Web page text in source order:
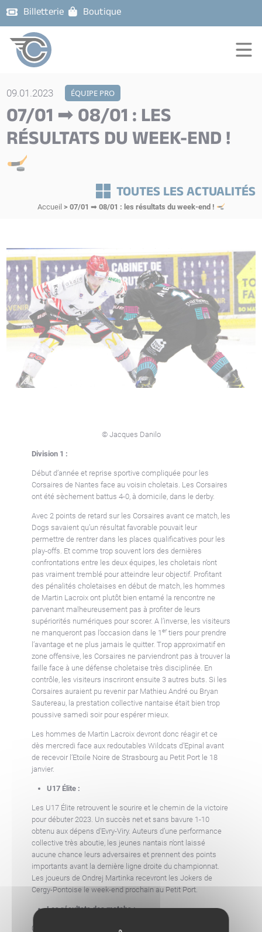
Billetterie Boutique
09.01.2023 ÉQUIPE PRO
07/01 ➡ 08/01 : LES
RÉSULTATS DU WEEK-END !
TOUTES LES ACTUALITÉS
Accueil > 07/01 ➡ 08/01 : les résultats du week-end !
© Jacques Danilo
Division 1 :
Début d’année et reprise sportive compliquée pour les
Corsaires de Nantes face au voisin choletais. Les Corsaires
ont été sèchement battus 4-0, à domicile, dans le derby.
Avec 2 points de retard sur les Corsaires avant ce match, les
Dogs savaient qu’un résultat favorable pouvait leur
permettre de rentrer dans les places qualificatives pour les
play-offs. Et comme trop souvent lors des dernières
confrontations entre les deux équipes, les choletais n’ont
pas vraiment tremblé pour atteindre leur objectif. Profitant
des pénalités choletaises en début de match, les hommes
de Martin Lacroix ont plutôt bien entamé la rencontre ne
parvenant malheureusement pas à profiter de leurs
supériorités numériques pour scorer. A l’inverse, les visiteurs
ne manqueront pas l’occasion dans le 1ertiers pour prendre
l’avantage et ne plus jamais le quitter. Trop approximatif en
zone offensive, les Corsaires ne parviendront pas à trouver la
faille face à une défense choletaise très disciplinée. En
contrôle, les visiteurs inscriront ensuite 3 autres buts. Si les
Corsaires auraient pu revenir par Mathieu André ou Bryan
Sautereau, la prestation collective nantaise était bien trop
poussive samedi soir pour espérer mieux.
Les hommes de Martin Lacroix devront donc réagir et ce
dès mercredi face aux redoutables Wildcats d’Epinal avant
de recevoir l’Etoile Noire de Strasbourg au Petit Port le 18
janvier.
U17 Élite :
Les U17 Élite retrouvent le sourire et le chemin de la victoire
pour débuter 2023. Un succès net et sans bavure 1-10
obtenu aux dépens d’Evry-Viry. Auteurs d’une performance
collective très aboutie, les jeunes nantais n’ont laissé
aucune chance leurs adversaires et prennent des points
importants avant la dernière ligne droite du championnat.
Les joueurs de Ondrej Martinka recevront les Jokers de
Cergy-Pontoise le week-end prochain au Petit Port.
Les résultats des matchs :
07/01/2023 – Nantes Cholet (D1) : 0-4